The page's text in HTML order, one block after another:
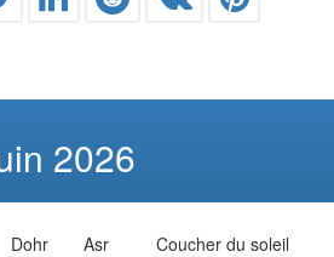
2026
Dohr Asr Coucher du soleil